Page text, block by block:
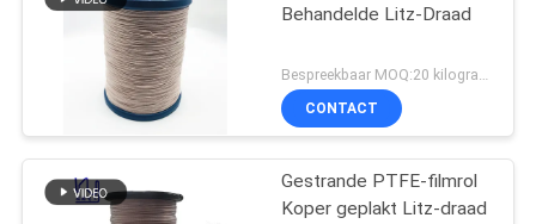
Behandelde Litz-Draad
Bespreekbaar MOQ:20 kilogram/Kilogram
CONTACT
Gestrande PTFE-filmrol
Koper geplakt Litz-draad